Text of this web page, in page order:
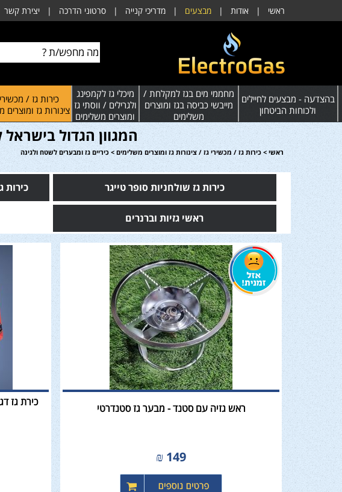
ראשי | אודות | מבצעים | מדריכי קנייה | סרטוני הדרכה | יצירת קשר
בהצדעה - מבצעים לחיילים
ולכוחות הביטחון
מחממי מים בגז למקלחת /
מייבשי כביסה בגז ומוצרים
משלימים
מיכלי גז לקמפינג
ולגרילים / ווסתי גז
ומוצרים משלימים
כירות גז /
צינורות גז ומוצרים
המגוון הגדול
ראשי > כירות גז / מכשירי גז / צינורות גז ומוצרים משלימים > כיריים גז ומבערים לשטח ולגינה
כירות גז שולחניות סופר טייגר
ראשי גזיות וברנרים
ראש גזיה עם סטנד - מבער גז סטנדרטי
149
₪